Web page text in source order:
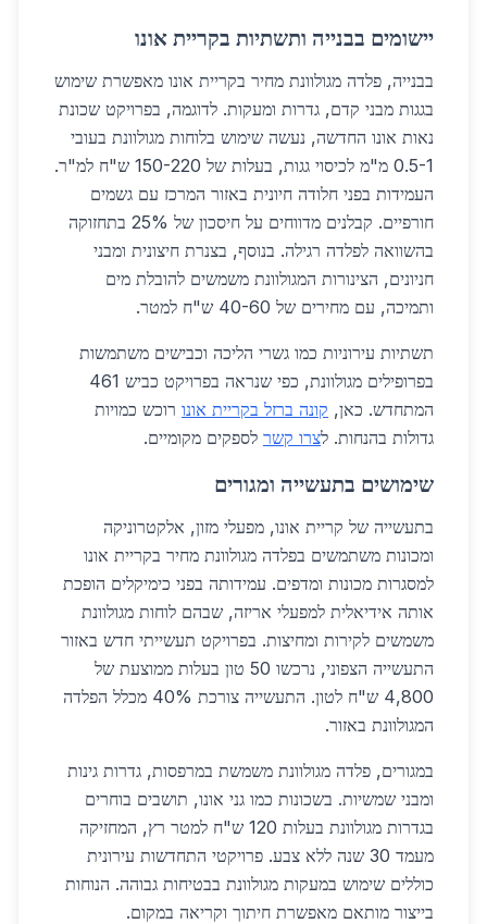
יישומים בבנייה ותשתיות בקריית אונו
בבנייה, פלדה מגולוונת מחיר בקריית אונו מאפשרת שימוש
בגגות מבני קדם, גדרות ומעקות. לדוגמה, בפרויקט שכונת
נאות אונו החדשה, נעשה שימוש בלוחות מגולוונת בעובי
0.5-1 מ"מ לכיסוי גגות, בעלות של 150-220 ש"ח למ"ר.
העמידות בפני חלודה חיונית באזור המרכז עם גשמים
חורפיים. קבלנים מדווחים על חיסכון של 25% בתחזוקה
בהשוואה לפלדה רגילה. בנוסף, בצנרת חיצונית ומבני
חניונים, הצינורות המגולוונת משמשים להובלת מים
ותמיכה, עם מחירים של 40-60 ש"ח למטר.
תשתיות עירוניות כמו גשרי הליכה וכבישים משתמשות
בפרופילים מגולוונת, כפי שנראה בפרויקט כביש 461
המתחדש. כאן, קונה ברזל בקריית אונו רוכש כמויות
גדולות בהנחות. לצרו קשר לספקים מקומיים.
שימושים בתעשייה ומגורים
בתעשייה של קריית אונו, מפעלי מזון, אלקטרוניקה
ומכונות משתמשים בפלדה מגולוונת מחיר בקריית אונו
למסגרות מכונות ומדפים. עמידותה בפני כימיקלים הופכת
אותה אידיאלית למפעלי אריזה, שבהם לוחות מגולוונת
משמשים לקירות ומחיצות. בפרויקט תעשייתי חדש באזור
התעשייה הצפוני, נרכשו 50 טון בעלות ממוצעת של
4,800 ש"ח לטון. התעשייה צורכת 40% מכלל הפלדה
המגולוונת באזור.
במגורים, פלדה מגולוונת משמשת במרפסות, גדרות גינות
ומבני שמשיות. בשכונות כמו גני אונו, תושבים בוחרים
בגדרות מגולוונת בעלות 120 ש"ח למטר רץ, המחזיקה
מעמד 30 שנה ללא צבע. פרויקטי התחדשות עירונית
כוללים שימוש במעקות מגולוונת בבטיחות גבוהה. הנוחות
בייצור מותאם מאפשרת חיתוך וקריאה במקום.